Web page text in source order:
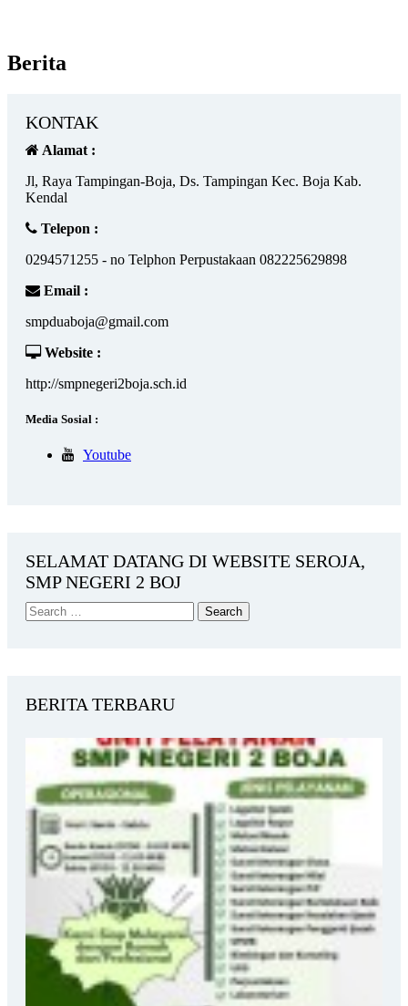
Berita
KONTAK
Alamat :
Jl, Raya Tampingan-Boja, Ds. Tampingan Kec. Boja Kab.
Kendal
Telepon :
0294571255 - no Telphon Perpustakaan 082225629898
Email :
smpduaboja@gmail.com
Website :
http://smpnegeri2boja.sch.id
Media Sosial :
Youtube
SELAMAT DATANG DI WEBSITE SEROJA,
SMP NEGERI 2 BOJ
BERITA TERBARU